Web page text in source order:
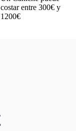
costar entre 300€ y
1200€